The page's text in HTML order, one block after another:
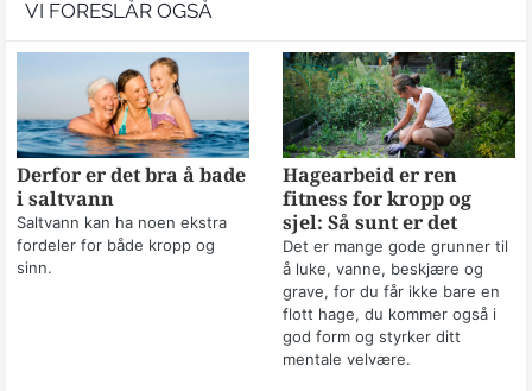
VI FORESLÅR OGSÅ
Derfor er det bra å bade
i saltvann
Saltvann kan ha noen ekstra
fordeler for både kropp og
sinn.
Hagearbeid er ren
fitness for kropp og
sjel: Så sunt er det
Det er mange gode grunner til
å luke, vanne, beskjære og
grave, for du får ikke bare en
flott hage, du kommer også i
god form og styrker ditt
mentale velvære.